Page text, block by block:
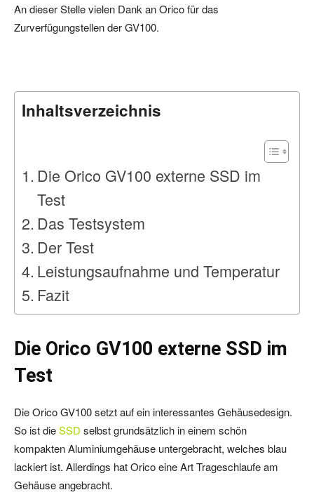
An dieser Stelle vielen Dank an Orico für das
Zurverfügungstellen der GV100.
Inhaltsverzeichnis
Die Orico GV100 externe SSD im
Test
Das Testsystem
Der Test
Leistungsaufnahme und Temperatur
Fazit
Die Orico GV100 externe SSD im
Test
Die Orico GV100 setzt auf ein interessantes Gehäusedesign.
So ist dieSSD selbst grundsätzlich in einem schön
kompakten Aluminiumgehäuse untergebracht, welches blau
lackiert ist. Allerdings hat Orico eine Art Trageschlaufe am
Gehäuse angebracht.